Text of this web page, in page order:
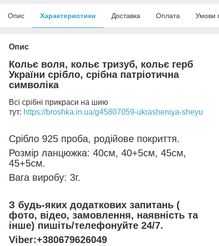
Опис Характеристики Доставка Оплата Умови
Опис
Кольє воля, кольє тризуб, кольє герб
України срібло, срібна патріотична
символіка
Всі срібні прикраси на шию
тут: https://broshka.in.ua/g45807059-ukrasheniya-sheyu
Срібло 925 проба, родійове покриття.
Розмір ланцюжка: 40см, 40+5см, 45см,
45+5см.
Вага виробу: 3г.
З будь-яких додаткових запитань (
фото, відео, замовлення, наявність та
інше) пишіть/телефонуйте 24/7.
Viber:+380679626049